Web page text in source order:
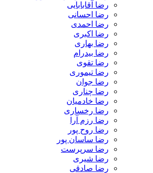
رضا آقابابایی
رضا احسانی
رضا احمدی
رضا اکبری
رضا بهاری
رضا بیدرام
رضا تقوی
رضا تیموری
رضا جوان
رضا چناری
رضا خادمیان
رضا رخساری
رضا رزم آرا
رضا روح پور
رضا ساسان پور
رضا سرپرست
رضا شیری
رضا صادقی